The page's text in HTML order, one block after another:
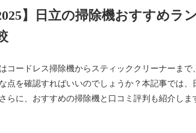
】日立の掃除機おすすめ
コードレス掃除機からスティッククリーナーま
点を確認すればいいのでしょうか？本記事では
らに、おすすめの掃除機と口コミ評判も紹介しま